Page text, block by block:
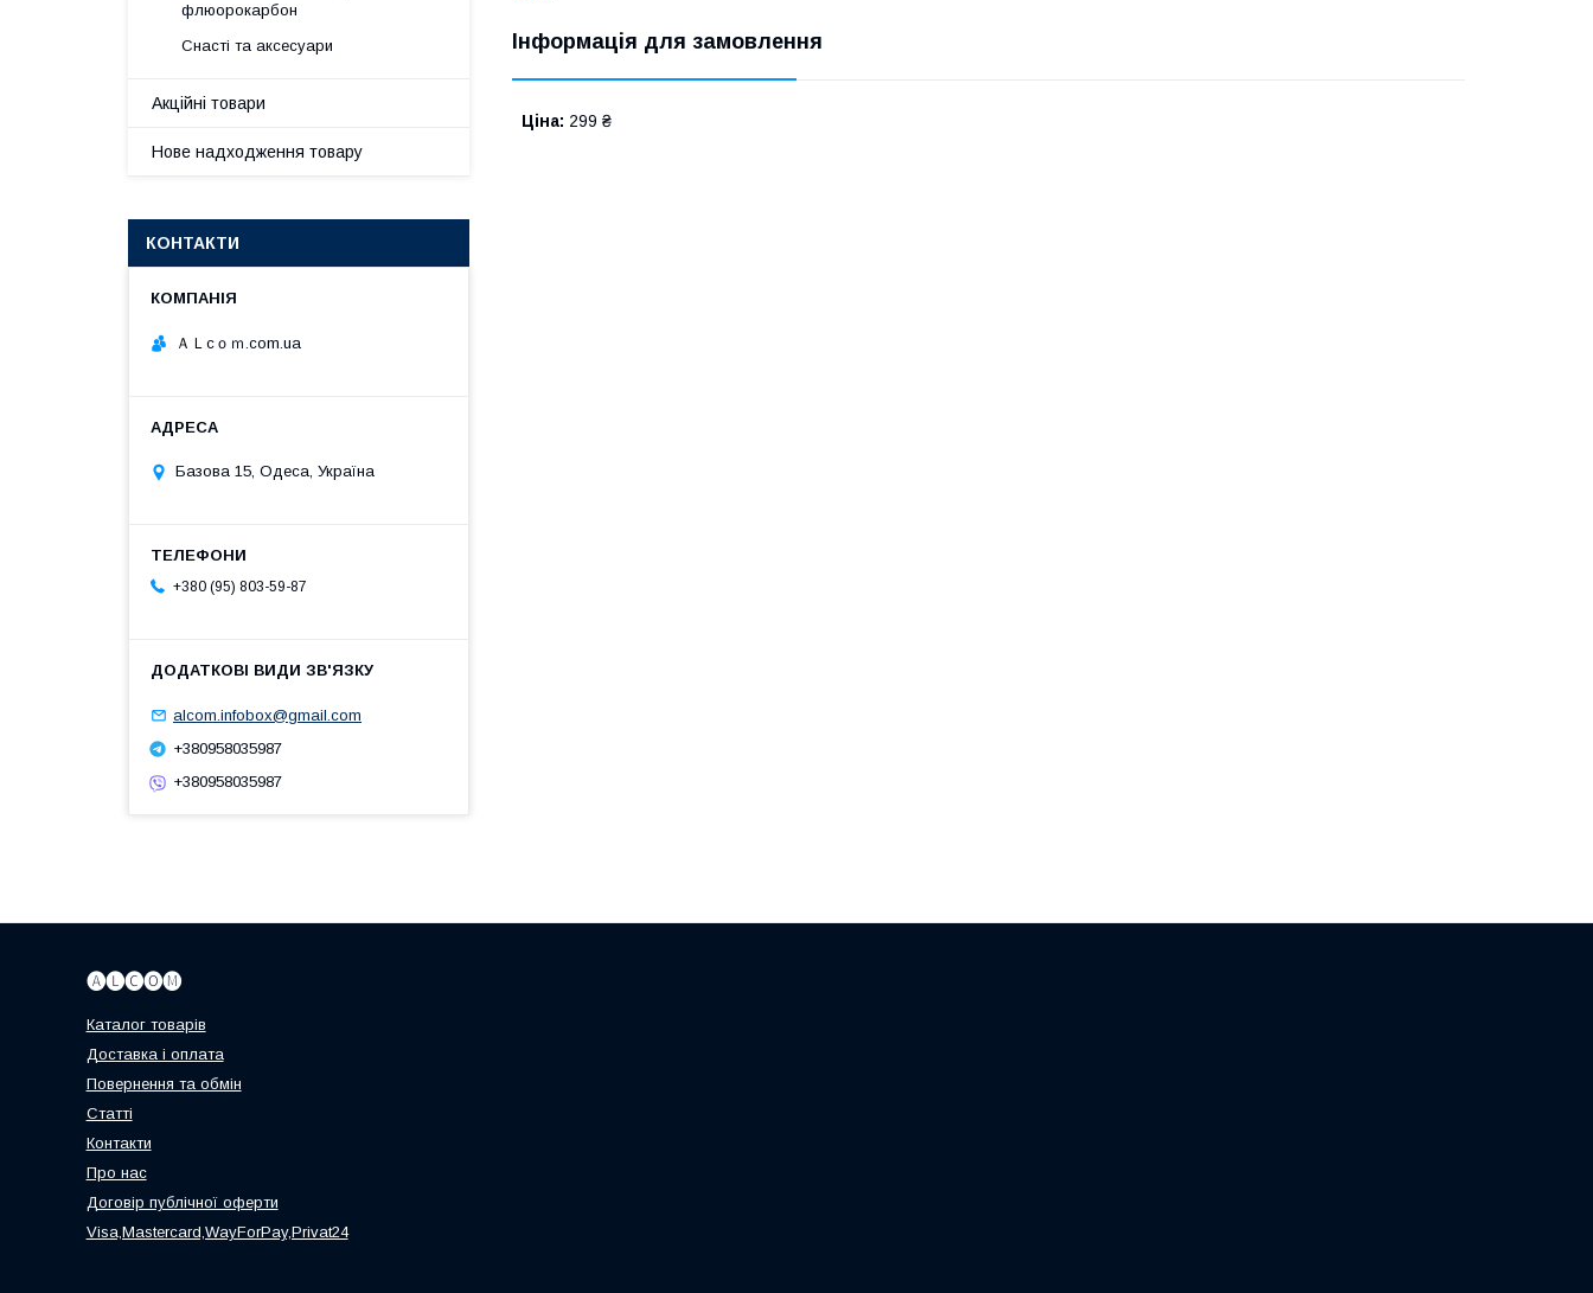
Інформація для замовлення
Ціна: 299 ₴
флюорокарбон
Снасті та аксесуари
Акційні товари
Нове надходження товару
КОНТАКТИ
ＡＬcｏｍ.com.ua
Базова 15, Одеса, Україна
+380 (95) 803-59-87
alcom.infobox@gmail.com
+380958035987
+380958035987
🅐🅛🅒🅞🅜
Каталог товарів
Доставка і оплата
Повернення та обмін
Статті
Контакти
Про нас
Договір публічної оферти
Visa,Mastercard,WayForPay,Privat24